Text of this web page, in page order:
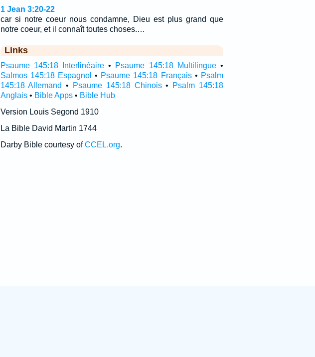
1 Jean 3:20-22
car si notre coeur nous condamne, Dieu est plus grand que
notre coeur, et il connaît toutes choses.…
Links
Psaume 145:18 Interlinéaire• Psaume 145:18 Multilingue•
Salmos 145:18 Espagnol • Psaume 145:18 Français• Psalm
145:18 Allemand • Psaume 145:18 Chinois•
Psalm 145:18
Anglais• Bible Apps• Bible Hub
Version Louis Segond 1910
La Bible David Martin 1744
Darby Bible courtesy ofCCEL.org.